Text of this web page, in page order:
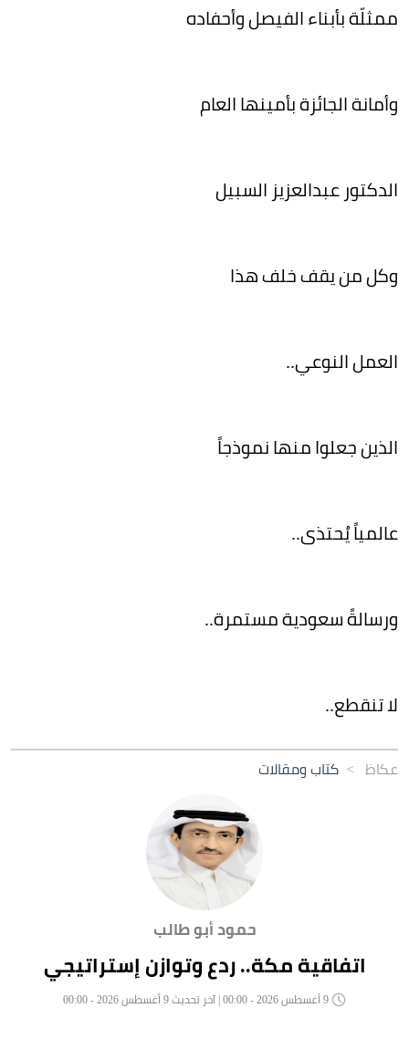
ممثلّة بأبناء الفيصل وأحفاده
وأمانة الجائزة بأمينها العام
الدكتور عبدالعزيز السبيل
وكل من يقف خلف هذا
العمل النوعي..
الذين جعلوا منها نموذجاً
عالمياً يُحتذى..
ورسالةً سعودية مستمرة..
لا تنقطع..
عكاظ > كتاب ومقالات
حمود أبو طالب
اتفاقية مكة.. ردع وتوازن إستراتيجي